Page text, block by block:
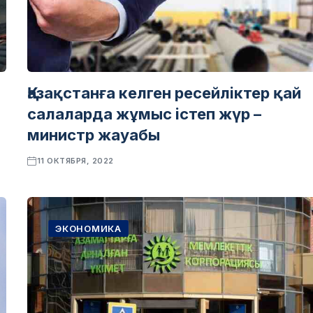
Қазақстанға келген ресейліктер қай
салаларда жұмыс істеп жүр –
министр жауабы
11 ОКТЯБРЯ, 2022
ЭКОНОМИКА